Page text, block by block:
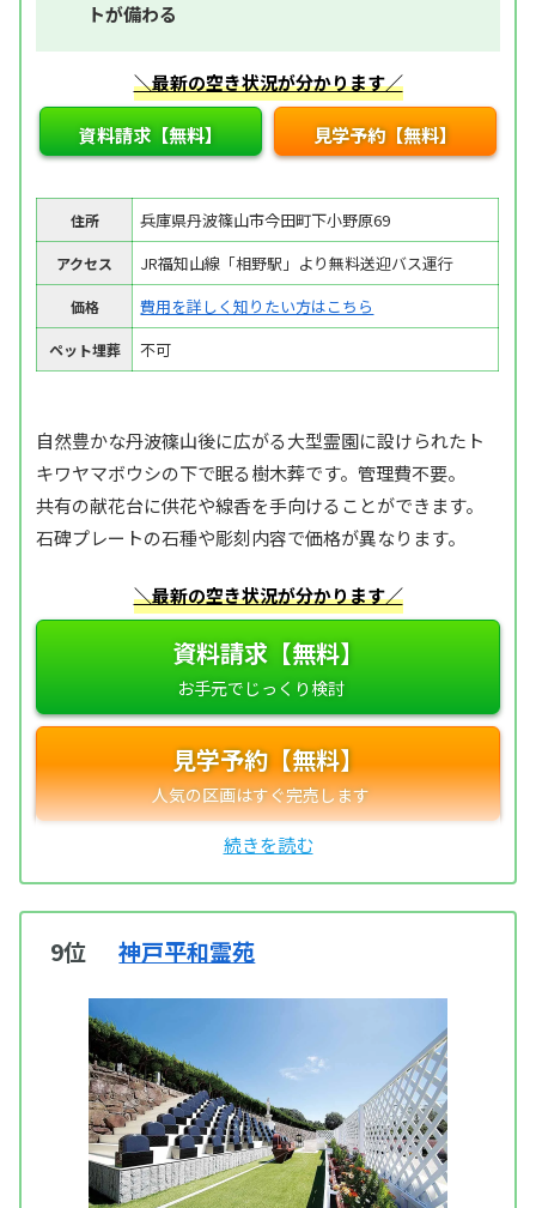
トが備わる
＼最新の空き状況が分かります／
資料請求【無料】 見学予約【無料】
住所 兵庫県丹波篠山市今田町下小野原69
アクセス JR福知山線「相野駅」より無料送迎バス運行
価格 費用を詳しく知りたい方はこちら
ペット埋葬 不可
自然豊かな丹波篠山後に広がる大型霊園に設けられたト
キワヤマボウシの下で眠る樹木葬です。管理費不要。
共有の献花台に供花や線香を手向けることができます。
石碑プレートの石種や彫刻内容で価格が異なります。
＼最新の空き状況が分かります／
資料請求【無料】
見学予約【無料】
9位 神戸平和霊苑